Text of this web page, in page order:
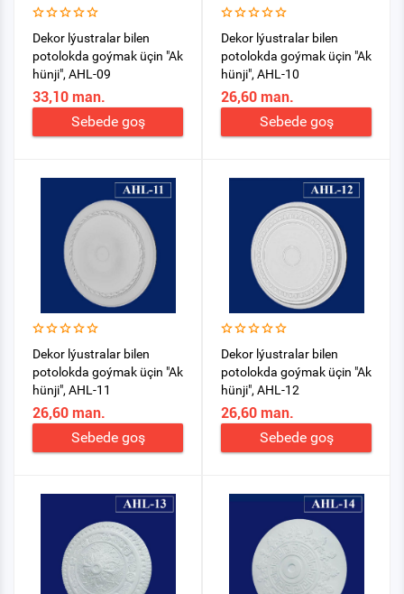
Dekor lýustralar bilen
potolokda goýmak üçin "Ak
hünji", AHL-09
33,10 man.
Sebede goş
Dekor lýustralar bilen
potolokda goýmak üçin "Ak
hünji", AHL-10
26,60 man.
Sebede goş
Dekor lýustralar bilen
potolokda goýmak üçin "Ak
hünji", AHL-11
26,60 man.
Sebede goş
Dekor lýustralar bilen
potolokda goýmak üçin "Ak
hünji", AHL-12
26,60 man.
Sebede goş